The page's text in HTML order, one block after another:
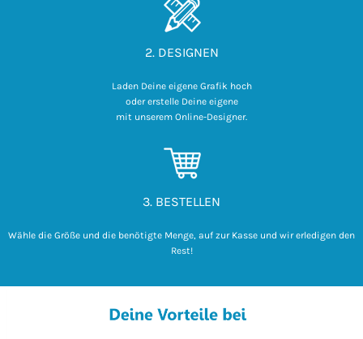
2. DESIGNEN
Laden Deine eigene Grafik hoch
oder erstelle Deine eigene
mit unserem Online-Designer.
3. BESTELLEN
Wähle die Größe und die benötigte Menge, auf zur Kasse und wir erledigen den
Rest!